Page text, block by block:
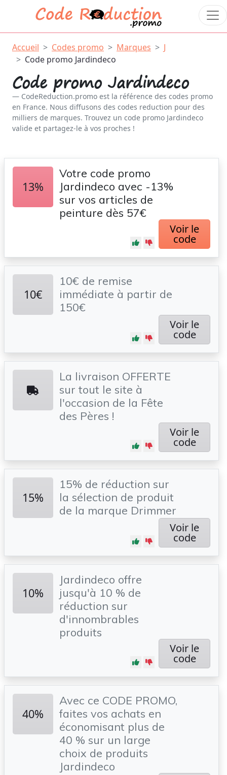
Accueil Codes promo Marques
J
Code promo Jardindeco
Code promo Jardindeco
CodeReduction.promo est la référence des codes promo
en France. Nous diffusons des codes reduction pour des
milliers de marques. Trouvez un code promo Jardindeco
valide et partagez-le à vos proches !
13%
Votre code promo
Jardindeco avec -13%
sur vos articles de
peinture dès 57€
Voir le
code
10€
10€ de remise
immédiate à partir de
150€
Voir le
code
La livraison OFFERTE
sur tout le site à
l'occasion de la Fête
des Pères !
Voir le
code
15%
15% de réduction sur
la sélection de produit
de la marque Drimmer
Voir le
code
10%
Jardindeco offre
jusqu'à 10 % de
réduction sur
d'innombrables
produits
Voir le
code
40%
Avec ce CODE PROMO,
faites vos achats en
économisant plus de
40 % sur un large
choix de produits
Jardindeco